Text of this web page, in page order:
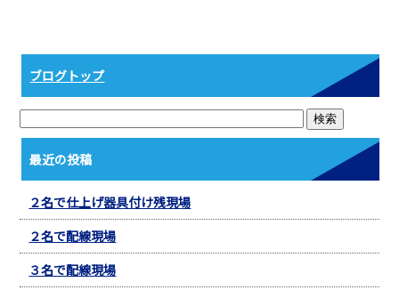
k
ブログトップ
最近の投稿
２名で仕上げ器具付け残現場
２名で配線現場
３名で配線現場